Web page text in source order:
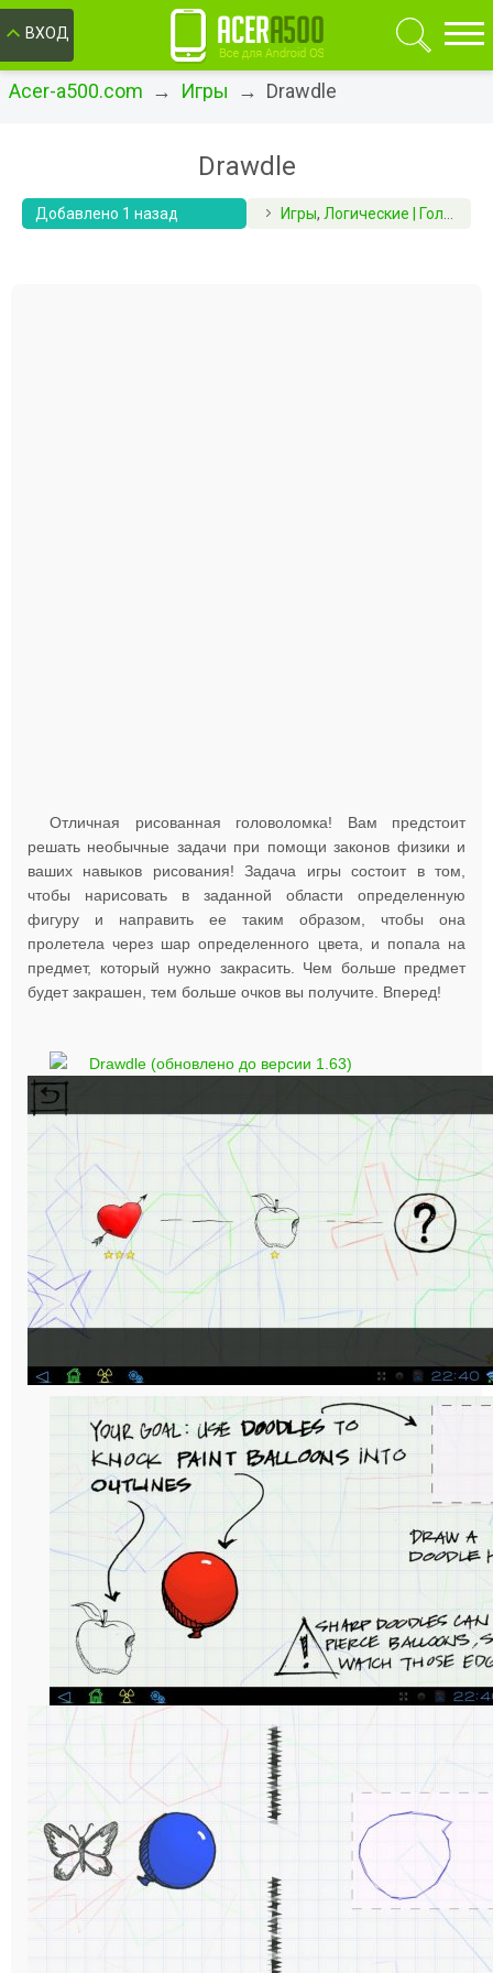
ВХОД
Acer-a500.com → Игры → Drawdle
Drawdle
Добавлено 1 назад Игры, Логические | Головоломки
Отличная рисованная головоломка! Вам предстоит
решать необычные задачи при помощи законов физики и
ваших навыков рисования! Задача игры состоит в том,
чтобы нарисовать в заданной области определенную
фигуру и направить ее таким образом, чтобы она
пролетела через шар определенного цвета, и попала на
предмет, который нужно закрасить. Чем больше предмет
будет закрашен, тем больше очков вы получите. Вперед!